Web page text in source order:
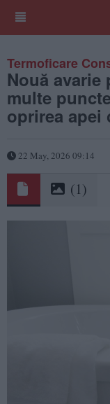
Termoficare
Nouă avarie
multe
oprirea apei
22 May, 2026 09:14
(1)